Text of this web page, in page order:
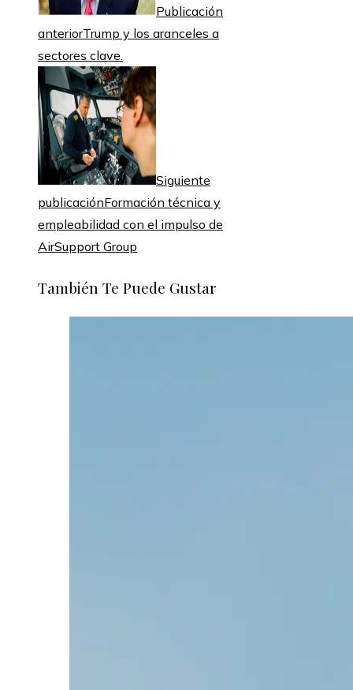
Publicación
anteriorTrump y los aranceles a
sectores clave.
Siguiente
publicaciónFormación técnica y
empleabilidad con el impulso de
AirSupport Group
También Te Puede Gustar